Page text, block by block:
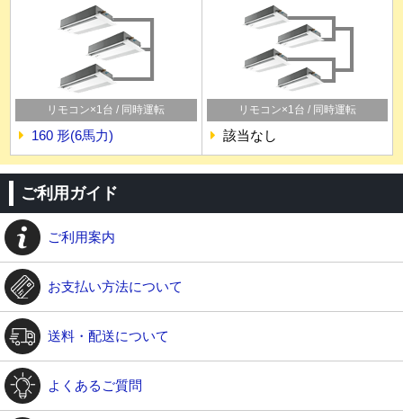
リモコン×1台 / 同時運転
160 形(6馬力)
リモコン×1台 / 同時運転
該当なし
ご利用ガイド
ご利用案内
お支払い方法について
送料・配送について
よくあるご質問